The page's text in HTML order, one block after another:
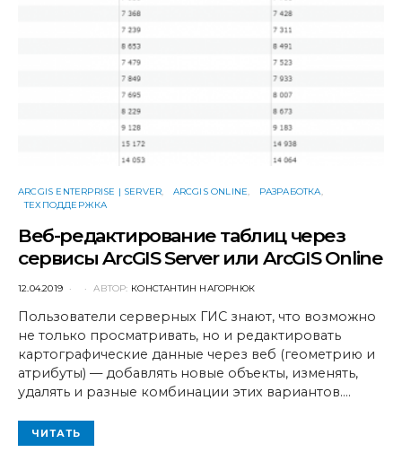
ARCGIS ENTERPRISE | SERVER ARCGIS ONLINE
РАЗРАБОТКА
ТЕХПОДДЕРЖКА
Веб-редактирование таблиц через
сервисы ArcGIS Server или ArcGIS Online
POSTED
12.04.2019 АВТОР: КОНСТАНТИН НАГОРНЮК
Пользователи серверных ГИС знают, что возможно
не только просматривать, но и редактировать
картографические данные через веб (геометрию и
атрибуты) — добавлять новые объекты, изменять,
удалять и разные комбинации этих вариантов.…
ЧИТАТЬ